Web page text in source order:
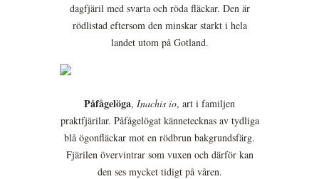
dagfjäril med svarta och röda fläckar. Den är
rödlistad eftersom den minskar starkt i hela
landet utom på Gotland.
Påfågelöga, Inachis io, art i familjen
praktfjärilar. Påfågelögat kännetecknas av tydliga
blå ögonfläckar mot en rödbrun bakgrundsfärg.
Fjärilen övervintrar som vuxen och därför kan
den ses mycket tidigt på våren.